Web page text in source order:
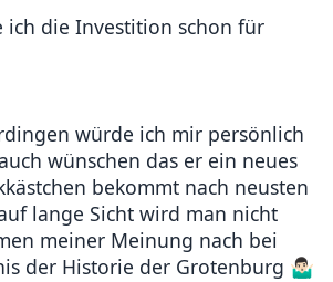
ich die Investition schon für
würde ich mir persönlich
wünschen das er ein neues
bekommt nach neusten
lange Sicht wird man nicht
meiner Meinung nach bei
der Historie der Grotenburg 🤷🏻‍♂️